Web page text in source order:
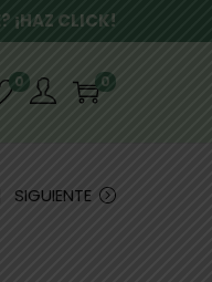
¡HAZ CLICK!
0 0
SIGUIENTE